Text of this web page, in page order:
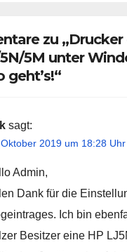
zu „Drucker
5M unter
geht’s!“
sagt:
2019 um 18:28 Uhr
Admin,
Dank für die
Ich bin
Besitzer eine HP